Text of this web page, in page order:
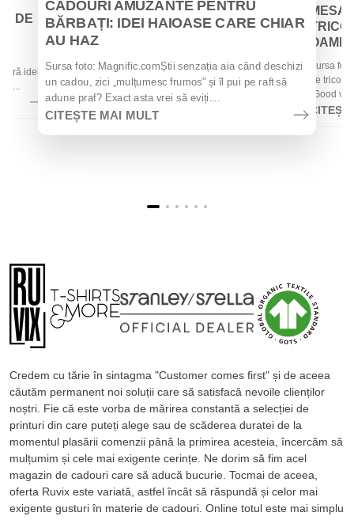
DE
idei
CADOURI AMUZANTE PENTRU
BĂRBAȚI: IDEI HAIOASE CARE CHIAR
AU HAZ
Sursa foto: Magnific.comȘtii senzația aia când deschizi
un cadou, zici „mulțumesc frumos" și îl pui pe raft să
adune praf? Exact asta vrei să eviți....
CITEȘTE MAI MULT
Sursa
de
„Good
Credem cu tărie în sintagma "Customer comes first" și de aceea
căutăm permanent noi soluții care să satisfacă nevoile clienților
noștri. Fie că este vorba de mărirea constantă a selecției de
printuri din care puteți alege sau de scăderea duratei de la
momentul plasării comenzii până la primirea acesteia, încercăm să
mulțumim și cele mai exigente cerințe. Ne dorim să fim acel
magazin de cadouri care să aducă bucurie. Tocmai de aceea,
oferta Ruvix este variată, astfel încât să răspundă și celor mai
exigente gusturi în materie de cadouri. Online totul este mai simplu